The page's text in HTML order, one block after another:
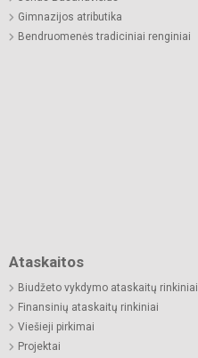
Gimnazijos atributika
Bendruomenės tradiciniai renginiai
Ataskaitos
Biudžeto vykdymo ataskaitų rinkiniai
Finansinių ataskaitų rinkiniai
Viešieji pirkimai
Projektai